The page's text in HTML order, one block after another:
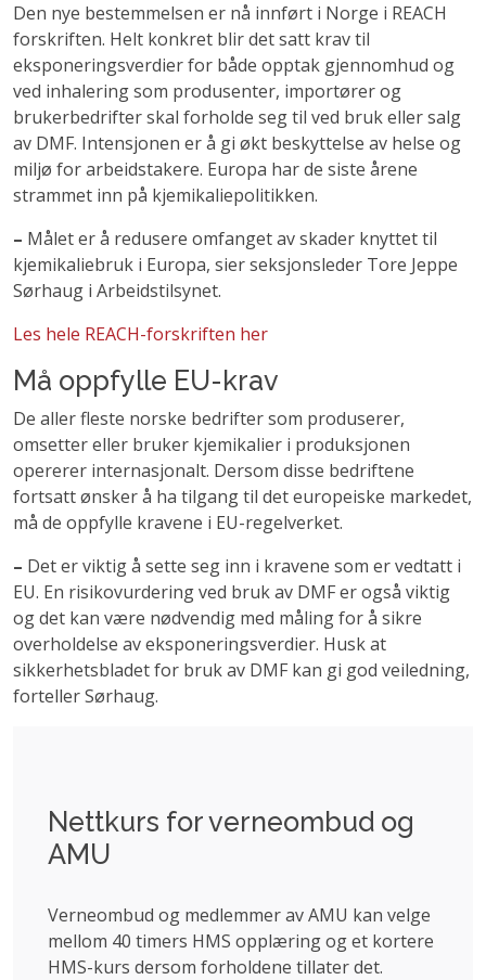
Den nye bestemmelsen er nå innført i Norge i REACH
forskriften. Helt konkret blir det satt krav til
eksponeringsverdierfor både opptak gjennomhud og
ved inhalering som produsenter, importører og
brukerbedrifterskal forholde seg til ved bruk eller salg
av DMF. Intensjonen er å gi økt beskyttelse av helse og
miljø for arbeidstakere. Europa har de siste årene
strammet inn på kjemikaliepolitikken.
– Målet er å redusere omfanget av skader knyttettil
kjemikaliebruk i Europa, sierseksjonsleder Tore Jeppe
Sørhaug i Arbeidstilsynet.
Les hele REACH-forskriften her
Må oppfylle EU-krav
De aller fleste norske bedrifter som produserer,
omsetter eller bruker kjemikalier i produksjonen
opererer internasjonalt. Dersom disse bedriftene
fortsatt ønsker å ha tilgang til det europeiske markedet,
må de oppfylle kravene i EU-regelverket.
– Det er viktig å sette seg inn i kravene som er vedtatt i
EU. En risikovurdering ved bruk av DMFer også viktig
og det kan være nødvendig med måling for å sikre
overholdelse av eksponeringsverdier. Huskat
sikkerhetsbladetfor bruk av DMF kan gi god veiledning,
forteller Sørhaug.
Nettkurs for verneombud og
AMU
Verneombud og medlemmer av AMU kan velge
mellom 40 timers HMS opplæring og et kortere
HMS-kurs dersom forholdene tillater det.